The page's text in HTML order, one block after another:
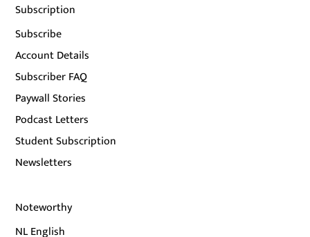
Subscription
Subscribe
Account Details
Subscriber FAQ
Paywall Stories
Podcast Letters
Student Subscription
Newsletters
Noteworthy
NL English